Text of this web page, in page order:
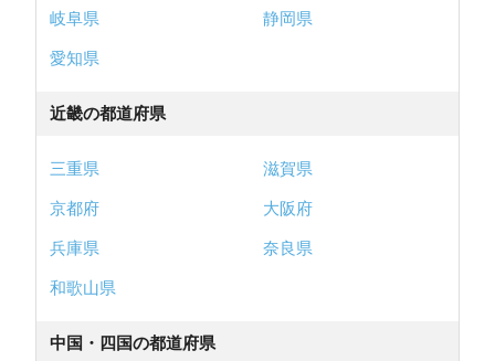
岐阜県
静岡県
愛知県
近畿の都道府県
三重県
滋賀県
京都府
大阪府
兵庫県
奈良県
和歌山県
中国・四国の都道府県